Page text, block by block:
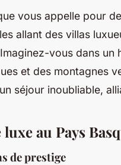
vous appelle pour
allant des villas
vous dans
et des montagnes
séjour inoubliable,
luxe au Pays
de prestige